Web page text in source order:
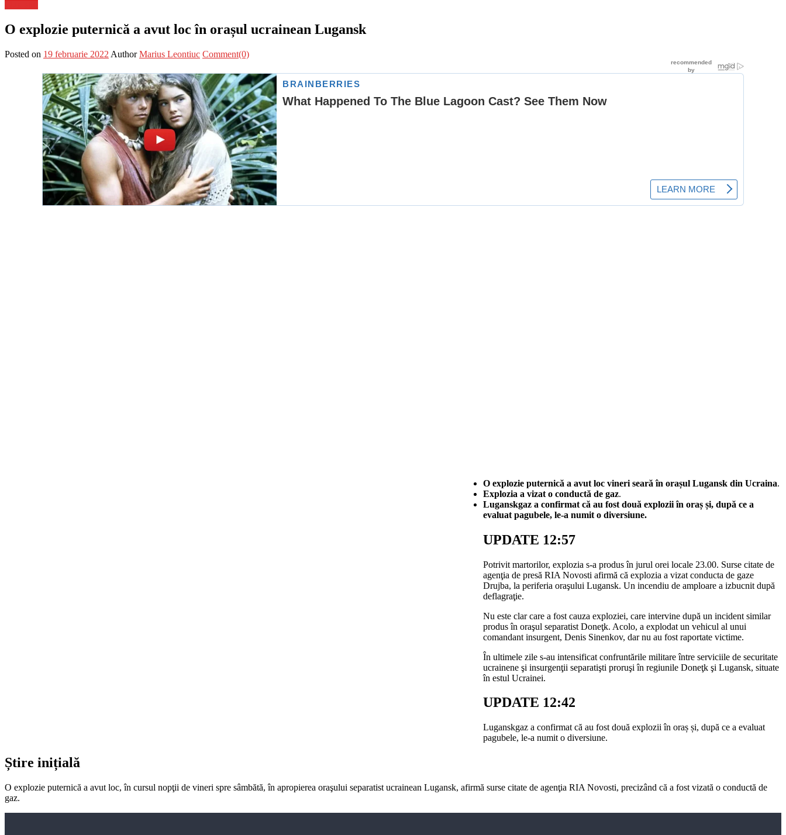
O explozie puternică a avut loc în orașul ucrainean Lugansk
Posted on 19 februarie 2022 Author Marius Leontiuc Comment(0)
O explozie puternică a avut loc vineri seară în orașul Lugansk din Ucraina.
Explozia a vizat o conductă de gaz.
Luganskgaz a confirmat că au fost două explozii în oraș și, după ce a
evaluat pagubele, le-a numit o diversiune.
UPDATE 12:57
Potrivit martorilor, explozia s-a produs în jurul orei locale 23.00. Surse citate de
agenţia de presă RIA Novosti afirmă că explozia a vizat conducta de gaze
Drujba, la periferia oraşului Lugansk. Un incendiu de amploare a izbucnit după
deflagraţie.
Nu este clar care a fost cauza exploziei, care intervine după un incident similar
produs în oraşul separatist Doneţk. Acolo, a explodat un vehicul al unui
comandant insurgent, Denis Sinenkov, dar nu au fost raportate victime.
În ultimele zile s-au intensificat confruntările militare între serviciile de securitate
ucrainene şi insurgenţii separatişti proruşi în regiunile Doneţk şi Lugansk, situate
în estul Ucrainei.
UPDATE 12:42
Luganskgaz a confirmat că au fost două explozii în oraș și, după ce a evaluat
pagubele, le-a numit o diversiune.
Știre inițială
O explozie puternică a avut loc, în cursul nopţii de vineri spre sâmbătă, în apropierea oraşului separatist ucrainean Lugansk, afirmă surse citate de agenţia RIA Novosti, precizând că a fost vizată o conductă de
gaz.